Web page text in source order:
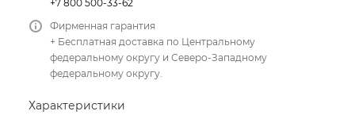
+7 800 500-33-62
Фирменная гарантия
+ Бесплатная доставка по Центральному
федеральному округу и Северо-Западному
федеральному округу.
Характеристики